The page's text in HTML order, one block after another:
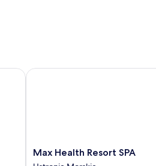
Max
Health
Max Health Resort SPA
Max Health Resort SPA